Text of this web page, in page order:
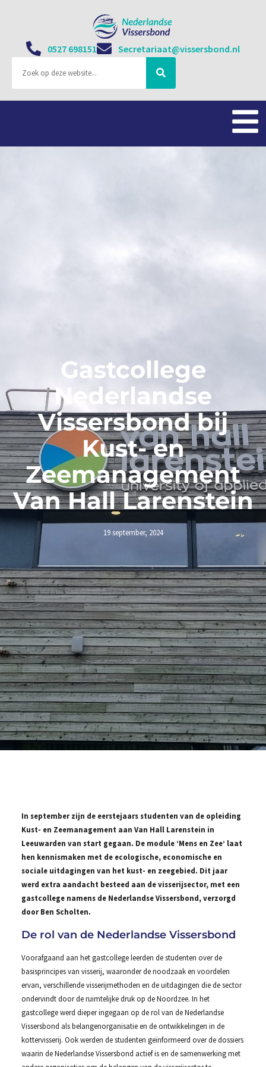
0527 698151 Secretariaat@vissersbond.nl
Gastcollege
Nederlandse
Vissersbond bij
Kust- en
Zeemanagement
Van Hall Larenstein
19 september, 2024
In september zijn de eerstejaars studenten van de opleiding
Kust- en Zeemanagement aan Van Hall Larenstein in
Leeuwarden van start gegaan. De module ‘Mens en Zee’ laat
hen kennismaken met de ecologische, economische en
sociale uitdagingen van het kust- en zeegebied. Dit jaar
werd extra aandacht besteed aan de visserijsector, met een
gastcollege namens de Nederlandse Vissersbond, verzorgd
door Ben Scholten.
De rol van de Nederlandse Vissersbond
Voorafgaand aan het gastcollege leerden de studenten over de
basisprincipes van visserij, waaronder de noodzaak en voordelen
ervan, verschillende visserijmethoden en de uitdagingen die de sector
ondervindt door de ruimtelijke druk op de Noordzee. In het
gastcollege werd dieper ingegaan op de rol van de Nederlandse
Vissersbond als belangenorganisatie en de ontwikkelingen in de
kottervisserij. Ook werden de studenten geïnformeerd over de dossiers
waarin de Nederlandse Vissersbond actief is en de samenwerking met